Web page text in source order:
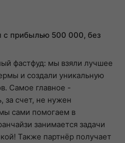
прибылью 500 000, без
фастфуд: мы взяли лучшее
и создали уникальную
Самое главное -
за счет, не нужен
сами помогаем в
занимается задачи
Также партнёр получает